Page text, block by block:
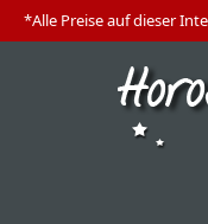
*Alle Preise auf dieser